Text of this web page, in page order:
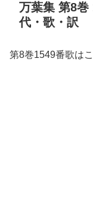
万葉集 第8巻
代・歌・訳
第8巻1549番歌は